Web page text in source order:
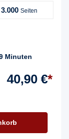
3.000 Seiten
Minuten
40,90 €*